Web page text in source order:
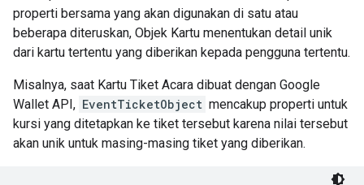
properti bersama yang akan digunakan di satu atau
beberapa diteruskan, Objek Kartu menentukan detail unik
dari kartu tertentu yang diberikan kepada pengguna tertentu.
Misalnya, saat Kartu Tiket Acara dibuat dengan Google
Wallet API, EventTicketObject mencakup properti untuk
kursi yang ditetapkan ke tiket tersebut karena nilai tersebut
akan unik untuk masing-masing tiket yang diberikan.